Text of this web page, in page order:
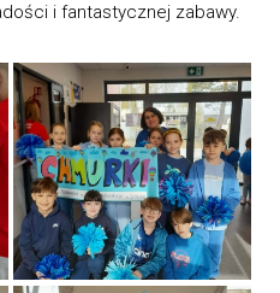
i fantastycznej zabawy.